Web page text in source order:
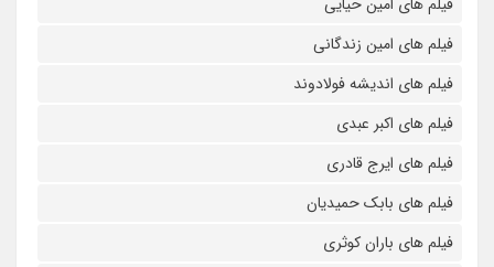
فیلم های امین زندگانی
فیلم های اندیشه فولادوند
فیلم های اکبر عبدی
فیلم های ایرج قادری
فیلم های بابک حمیدیان
فیلم های باران کوثری